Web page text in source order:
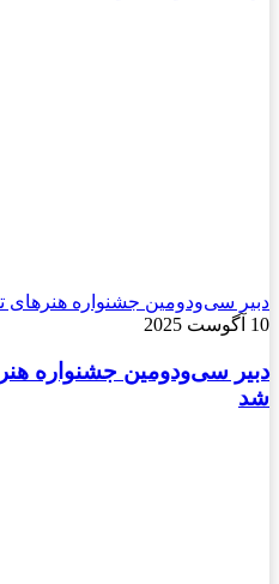
سی‌ودومین جشنواره هنرهای
سی‌ودومین جشنواره